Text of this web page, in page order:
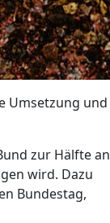
Umsetzung und
zur Hälfte an
wird. Dazu
Bundestag,